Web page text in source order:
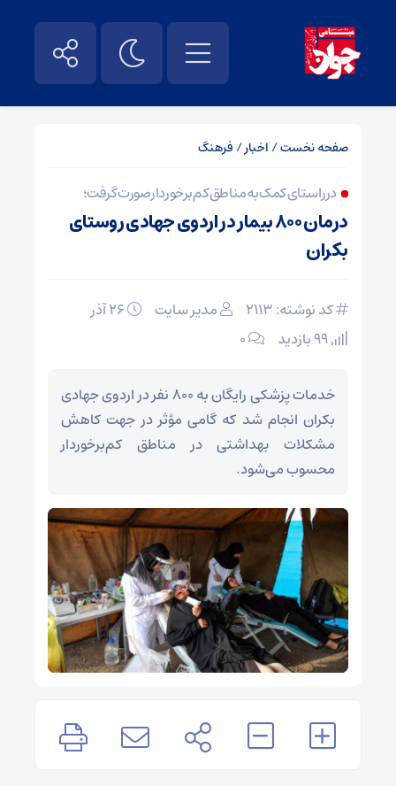
صفحه نخست/ اخبار/ فرهنگ
در راستای کمک به مناطق کم‌برخوردار صورت گرفت؛
درمان ۸۰۰ بیمار در اردوی جهادی روستای
بکران
کد نوشته: 2113 مدیر سایت
۰
خدمات پزشکی رایگان به ۸۰۰ نفر در اردوی جهادی
بکران انجام شد که گامی مؤثر در جهت کاهش
مشکلات بهداشتی در مناطق کم‌برخوردار
محسوب می‌شود.